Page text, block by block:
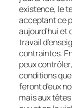
existence, le
acceptant ce
aujourd’hui et
travail
contraintes.
peux
conditions
feront d’eux
mais aux